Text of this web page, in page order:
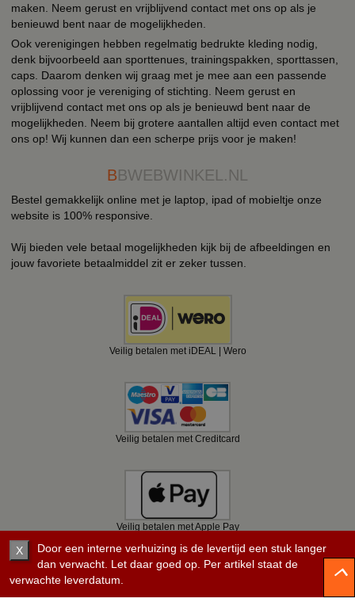
maken. Neem gerust en vrijblijvend contact met ons op als je
benieuwd bent naar de mogelijkheden.
Ook verenigingen hebben regelmatig bedrukte kleding nodig,
denk bijvoorbeeld aan sporttenues, trainingspakken, sporttassen,
caps. Daarom denken wij graag met je mee aan een passende
oplossing voor je vereniging of stichting. Neem gerust en
vrijblijvend contact met ons op als je benieuwd bent naar de
mogelijkheden. Neem bij grotere aantallen altijd even contact met
ons op! Wij kunnen dan een scherpe prijs voor je maken!
BBWEBWINKEL.NL
Bestel gemakkelijk online met je laptop, ipad of mobieltje onze
website is 100% responsive.
Wij bieden vele betaal mogelijkheden kijk bij de afbeeldingen en
jouw favoriete betaalmiddel zit er zeker tussen.
Veilig betalen met iDEAL | Wero
Veilig betalen met Creditcard
Veilig betalen met Apple Pay
X
Door een interne verhuizing is de levertijd een stuk langer
dan verwacht. Let daar goed op. Per artikel staat de
verwachte leverdatum.